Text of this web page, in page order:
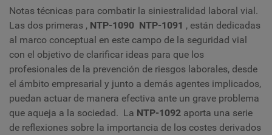
Notas técnicas para combatir la siniestralidad laboral vial.
Las dos primeras , NTP-1090 NTP-1091 , están dedicadas
al marco conceptual en este campo de la seguridad vial
con el objetivo de clarificar ideas para que los
profesionales de la prevención de riesgos laborales, desde
el ámbito empresarial y junto a demás agentes implicados,
puedan actuar de manera efectiva ante un grave problema
que aqueja a la sociedad. La NTP-1092 aporta una serie
de reflexiones sobre la importancia de los costes derivados